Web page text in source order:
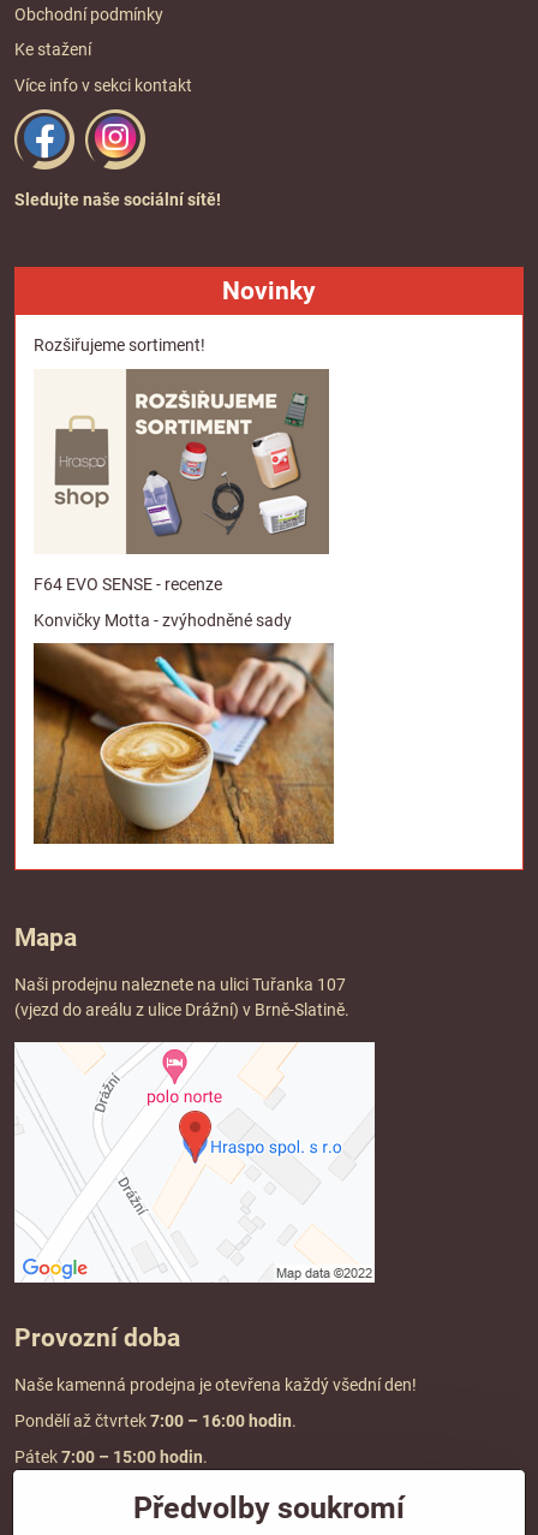
Obchodní podmínky
Ke stažení
Více info v sekci kontakt
Sledujte naše sociální sítě!
Novinky
Rozšiřujeme sortiment!
F64 EVO SENSE - recenze
Konvičky Motta - zvýhodněné sady
Mapa
Naši prodejnu naleznete na ulici Tuřanka 107
(vjezd do areálu z ulice Drážní) v Brně-Slatině.
Provozní doba
Naše kamenná prodejna je otevřena každý všední den!
Pondělí až čtvrtek7:00 – 16:00 hodin.
Pátek7:00 – 15:00 hodin.
Předvolby soukromí